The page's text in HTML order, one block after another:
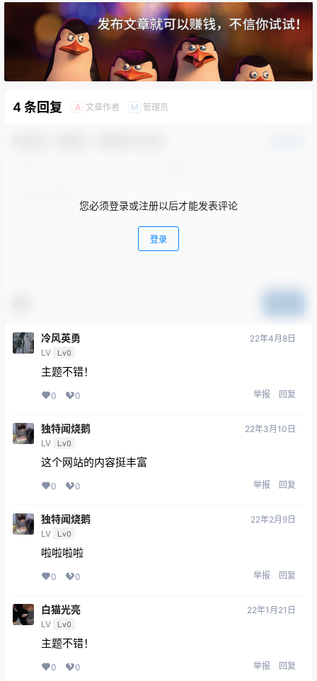
4 条回复 A 文章作者 M 管理员
您必须登录或注册以后才能发表评论
登录
冷风英勇
LV Lv0
22年4月8日
主题不错！
0 0 举报 回复
独特闻烧鹅
LV Lv0
22年3月10日
这个网站的内容挺丰富
0 0 举报 回复
独特闻烧鹅
LV Lv0
22年2月9日
啦啦啦啦
0 0 举报 回复
白猫光亮
LV Lv0
22年1月21日
主题不错！
0 0 举报 回复